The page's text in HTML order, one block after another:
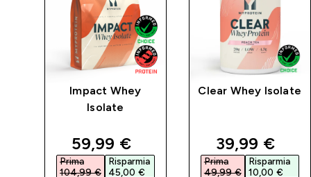
Impact Whey
Isolate
discounted price
59,99 €‎
Prima
104,99 €‎
Risparmia
45,00 €‎
Clear Whey Isolate
discounted
39,99 €‎
Prima
49,99 €‎
Risparmia
10,00 €‎